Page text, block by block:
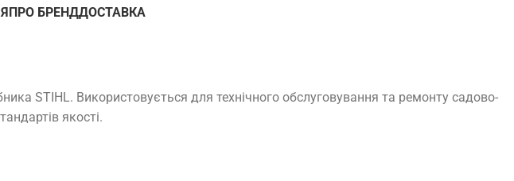
ПРО БРЕНДДОСТАВКА
STIHL. Використовується для технічного обслуговування та ремонту садово-
якості.